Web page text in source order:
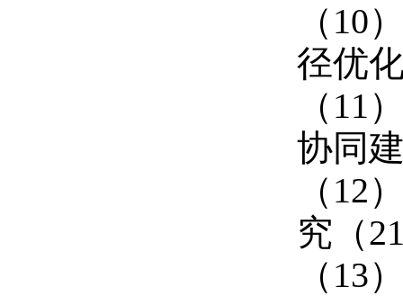
（10
径优
（11
协同
（12
究（
（13